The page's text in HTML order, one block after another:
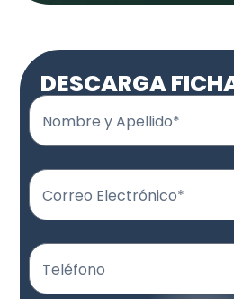
DESCARGA
Nombre y Apellido*
Correo Electrónico*
Teléfono